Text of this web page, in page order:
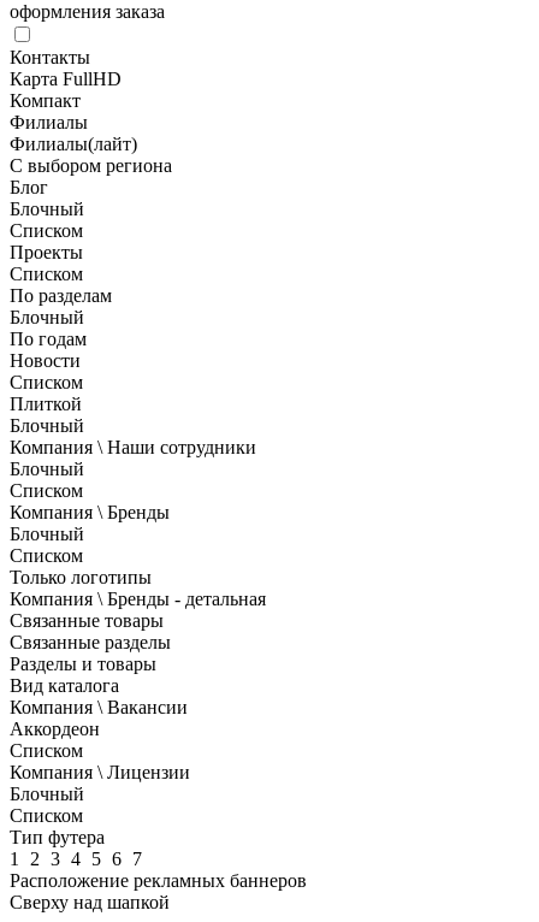
оформления заказа
Контакты
Карта FullHD
Компакт
Филиалы
Филиалы(лайт)
С выбором региона
Блог
Блочный
Списком
Проекты
Списком
По разделам
Блочный
По годам
Новости
Списком
Плиткой
Блочный
Компания \ Наши сотрудники
Блочный
Списком
Компания \ Бренды
Блочный
Списком
Только логотипы
Компания \ Бренды - детальная
Связанные товары
Связанные разделы
Разделы и товары
Вид каталога
Компания \ Вакансии
Аккордеон
Списком
Компания \ Лицензии
Блочный
Списком
Тип футера
1
2 3 4 5 6 7
Расположение рекламных баннеров
Сверху над шапкой